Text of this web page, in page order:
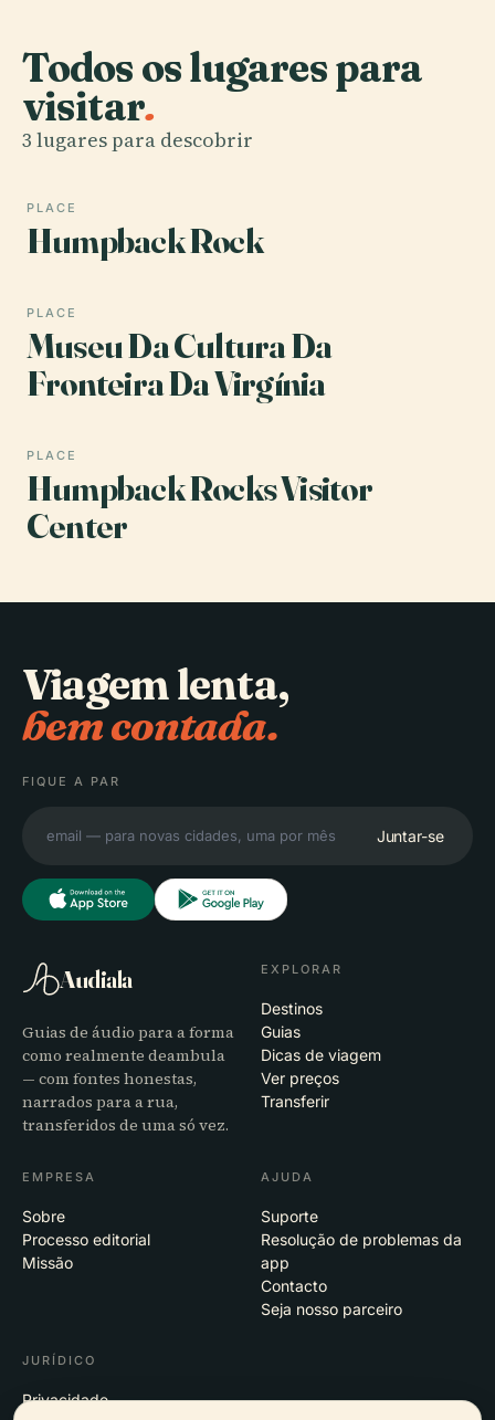
Todos os lugares para
visitar.
3 lugares para descobrir
PLACE
Humpback Rock
PLACE
Museu Da Cultura Da
Fronteira Da Virgínia
PLACE
Humpback Rocks Visitor
Center
Viagem lenta,
bem contada.
FIQUE A PAR
Juntar-se
Audiala
Guias de áudio para a forma
como realmente deambula
— com fontes honestas,
narrados para a rua,
transferidos de uma só vez.
EXPLORAR
Destinos
Guias
Dicas de viagem
Ver preços
Transferir
EMPRESA
Sobre
Processo editorial
Missão
AJUDA
Suporte
Resolução de problemas da
app
Contacto
Seja nosso parceiro
JURÍDICO
Privacidade